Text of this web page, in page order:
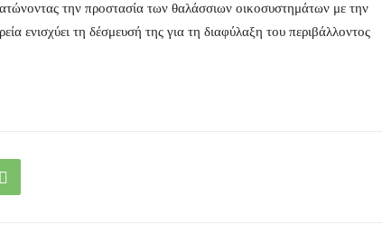
την προστασία των θαλάσσιων οικοσυστημάτων με την
ενισχύει τη δέσμευσή της για τη διαφύλαξη του περιβάλλοντος